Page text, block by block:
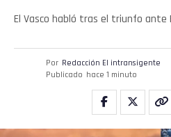
El Vasco habló tras el triunfo ante
Por Redacción El intransigente
Publicado hace 1 minuto